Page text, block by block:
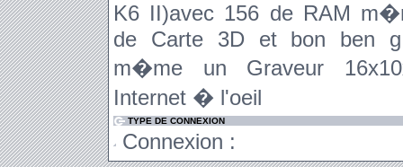
K6 II)avec 156 de RAM
de Carte 3D et bon ben g
m�me un Graveur
Internet � l'oeil
TYPE DE CONNEXION
Connexion :